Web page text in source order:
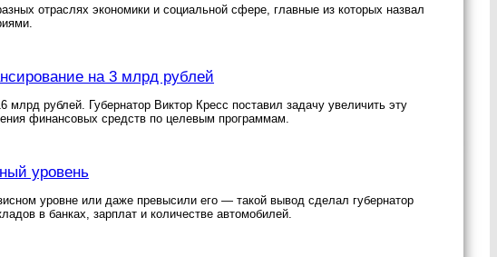
отраслях экономики и социальной сфере, главные из которых назвал
на 3 млрд рублей
рублей. Губернатор Виктор Кресс поставил задачу увеличить эту
финансовых средств по целевым программам.
уровень
уровне или даже превысили его — такой вывод сделал губернатор
в банках, зарплат и количестве автомобилей.